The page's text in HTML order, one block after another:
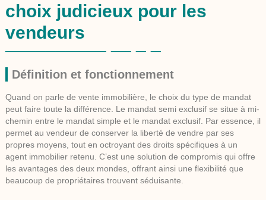
choix judicieux pour les
vendeurs
Définition et fonctionnement
Quand on parle de vente immobilière, le choix du type de mandat
peut faire toute la différence. Le mandat semi exclusif se situe à mi-
chemin entre le mandat simple et le mandat exclusif. Par essence, il
permet au vendeur de conserver la liberté de vendre par ses
propres moyens, tout en octroyant des droits spécifiques à un
agent immobilier retenu. C’est une solution de compromis qui offre
les avantages des deux mondes, offrant ainsi une flexibilité que
beaucoup de propriétaires trouvent séduisante.